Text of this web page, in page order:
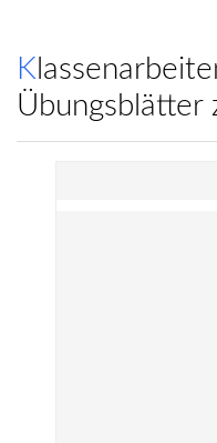
Klassenarbeiten und
Übungsblätter